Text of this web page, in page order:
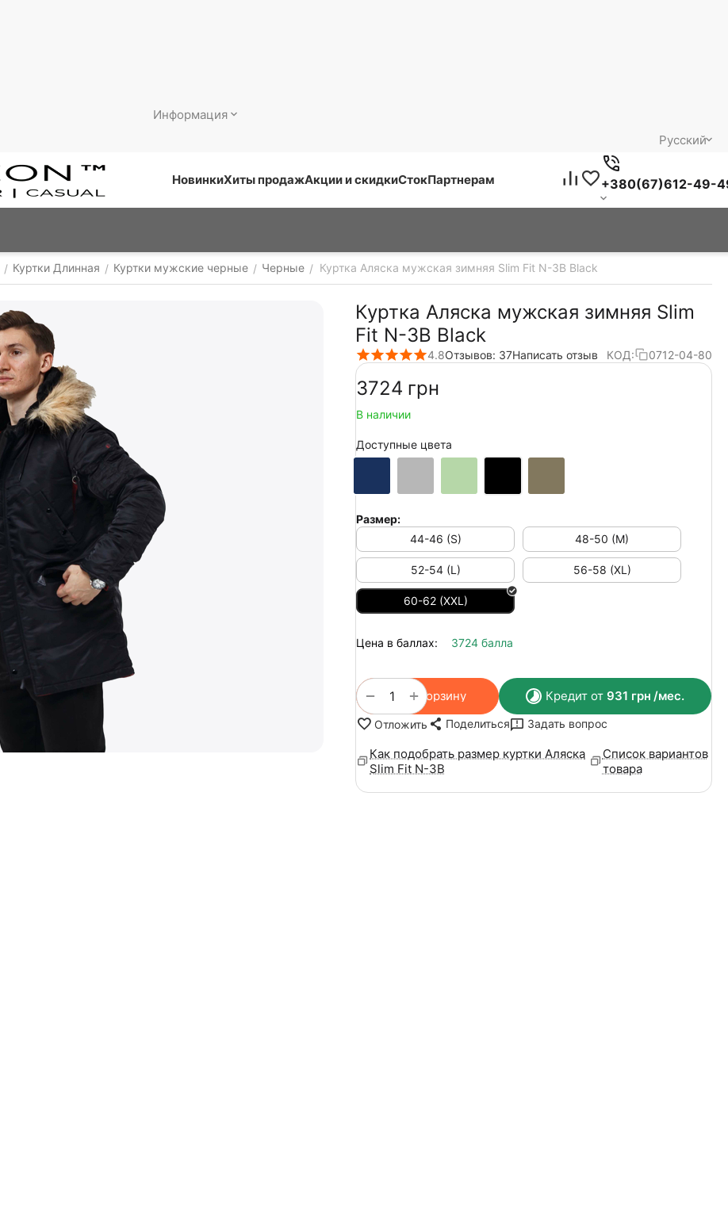
Информация
Русский
НовинкиХиты продажАкции и скидкиСтокПартнерам +380(67)612-49-
/ Куртки Длинная / Куртки мужские черные / Черные / Куртка Аляска мужская зимняя Slim Fit N-3B Black
Куртка Аляска мужская зимняя Slim
Fit N-3B Black
4.8Отзывов: 37Написать отзыв КОД: 0712-04-80
‍3724‍ грн
В наличии
Доступные цвета
Размер:
44-46 (S)
48-50 (M)
52-54 (L) 56-58 (XL)
60-62 (XXL)
Цена в баллах: 3724 балла
+
− В корзину Кредит от 931 грн /мес.
Отложить Поделиться Задать вопрос
Как подобрать размер куртки Аляска
Slim Fit N-3B
Список вариантов
товара